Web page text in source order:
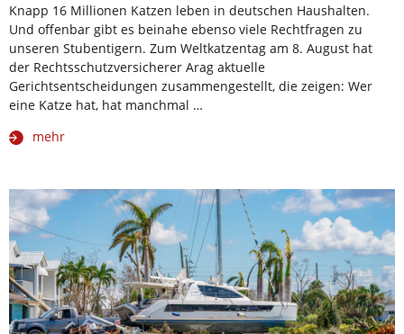
Knapp 16 Millionen Katzen leben in deutschen Haushalten.
Und offenbar gibt es beinahe ebenso viele Rechtfragen zu
unseren Stubentigern. Zum Weltkatzentag am 8. August hat
der Rechtsschutzversicherer Arag aktuelle
Gerichtsentscheidungen zusammengestellt, die zeigen: Wer
eine Katze hat, hat manchmal …
mehr